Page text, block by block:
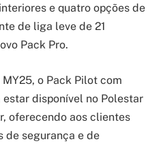
e quatro opções de
de liga leve de 21
Pack Pro.
o Pack Pilot com
estar disponível no Polestar
oferecendo aos clientes
de segurança e de